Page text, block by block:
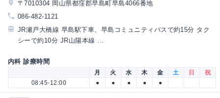
〒7010304 岡山県都窪郡早島町早島4066番地
086-482-1121
JR瀬戸大橋線 早島駅下車、早島コミュニティバスで約15分 タク
シーで約10分 JR山陽本線 ...
内科 診療時間
月 火 水 木 金 土 日
祝
08:45-12:00
● ● ● ● ●